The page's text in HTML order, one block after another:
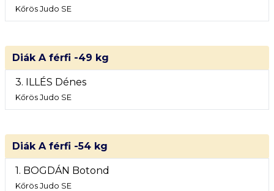
Kőrös Judo SE
Diák A férfi -49 kg
3. ILLÉS Dénes
Kőrös Judo SE
Diák A férfi -54 kg
1. BOGDÁN Botond
Kőrös Judo SE